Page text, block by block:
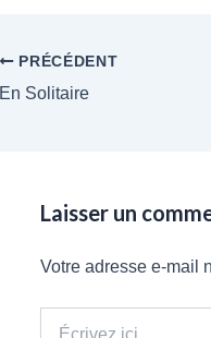
PRÉCÉDENT
En Solitaire
Laisser un
Votre adresse e-mail